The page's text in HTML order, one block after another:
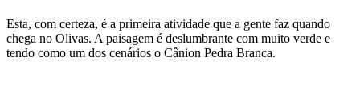
Esta, com certeza, é a primeira atividade que a gente faz quando
chega no Olivas. A paisagem é deslumbrante com muito verde e
tendo como um dos cenários o Cânion Pedra Branca.